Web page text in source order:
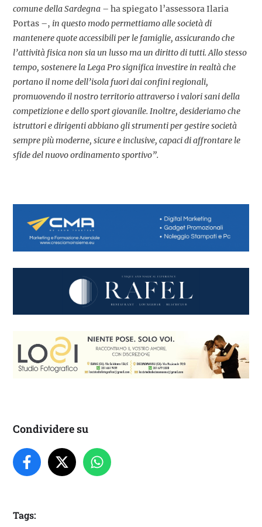
comune della Sardegna – ha spiegato l’assessora Ilaria
Portas –, in questo modo permettiamo alle società di
mantenere quote accessibili per le famiglie, assicurando che
l’attività fisica non sia un lusso ma un diritto di tutti. Allo stesso
tempo, sostenere la Lega Pro significa investire in realtà che
portano il nome dell’isola fuori dai confini regionali,
promuovendo il nostro territorio attraverso i valori sani della
competizione e dello sport giovanile. Inoltre, desideriamo che
istruttori e dirigenti abbiano gli strumenti per gestire società
sempre più moderne, sicure e inclusive, capaci di affrontare le
sfide del nuovo ordinamento sportivo”.
Condividere su
Tags: